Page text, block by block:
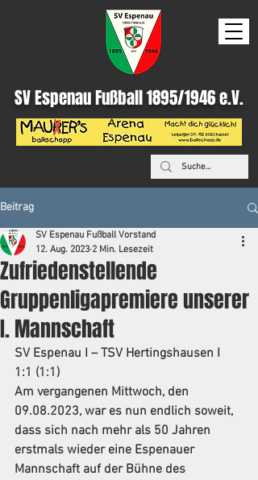
SV Espenau Fußball 1895/1946 e.V.
Beitrag
Zufriedenstellende
Gruppenligapremiere unserer
I. Mannschaft
SV Espenau Fußball Vorstand
12. Aug. 2023 2 Min. Lesezeit
SV Espenau I – TSV Hertingshausen I
1:1 (1:1)
Am vergangenen Mittwoch, den
09.08.2023, war es nun endlich soweit,
dass sich nach mehr als 50 Jahren
erstmals wieder eine Espenauer
Mannschaft auf der Bühne des